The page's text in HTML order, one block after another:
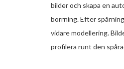
bilder och skapa en
borrning. Efter
vidare modellering.
profilera runt den